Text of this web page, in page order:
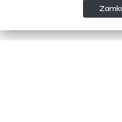
sezonu 2025/2026 został
finansowej Miasta Krosna.